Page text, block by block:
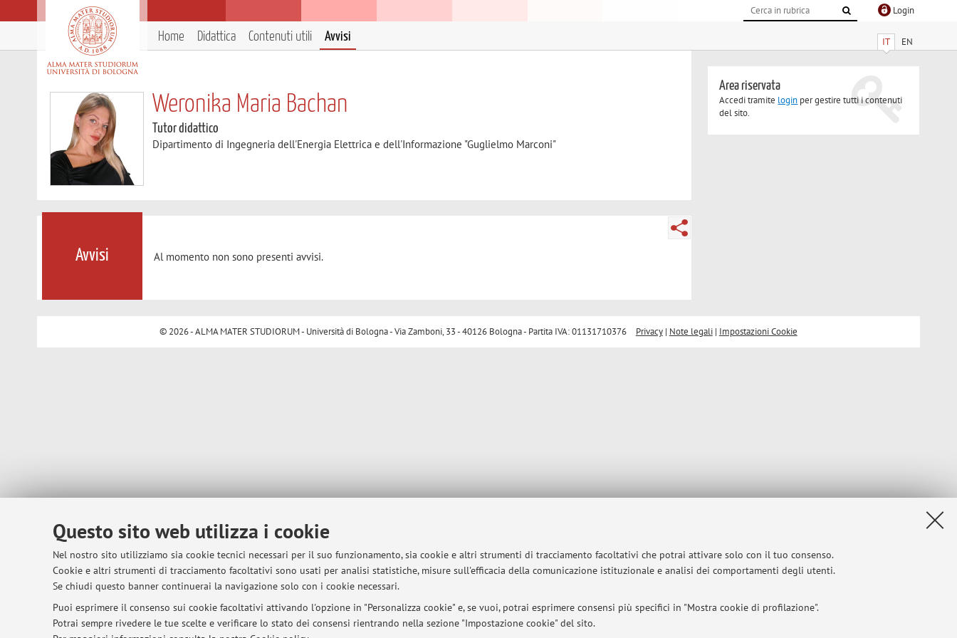
Questo sito web utilizza i cookie
Nel nostro sito utilizziamo sia cookie tecnici necessari per il suo funzionamento, sia cookie e altri strumenti di tracciamento facoltativi che potrai attivare solo con il tuo consenso.
Cookie e altri strumenti di tracciamento facoltativi sono usati per analisi statistiche, misure sull'efficacia della comunicazione istituzionale e analisi dei comportamenti degli utenti.
Se chiudi questo banner continuerai la navigazione solo con i cookie necessari.
Puoi esprimere il consenso sui cookie facoltativi attivando l'opzione in "Personalizza cookie" e, se vuoi, potrai esprimere consensi più specifici in "Mostra cookie di profilazione".
Potrai sempre rivedere le tue scelte e verificare lo stato dei consensi rientrando nella sezione "Impostazione cookie" del sito.
Login
IT EN
Home Didattica Contenuti utili Avvisi
Weronika Maria Bachan
Tutor didattico
Dipartimento di Ingegneria dell'Energia Elettrica e dell'Informazione "Guglielmo Marconi"
Avvisi Al momento non sono presenti avvisi.
Area riservata
Accedi tramite login per gestire tutti i contenuti
del sito.
© 2026 - ALMA MATER STUDIORUM - Università di Bologna - Via Zamboni, 33 - 40126 Bologna - Partita IVA: 01131710376 Privacy| Note legali| Impostazioni Cookie